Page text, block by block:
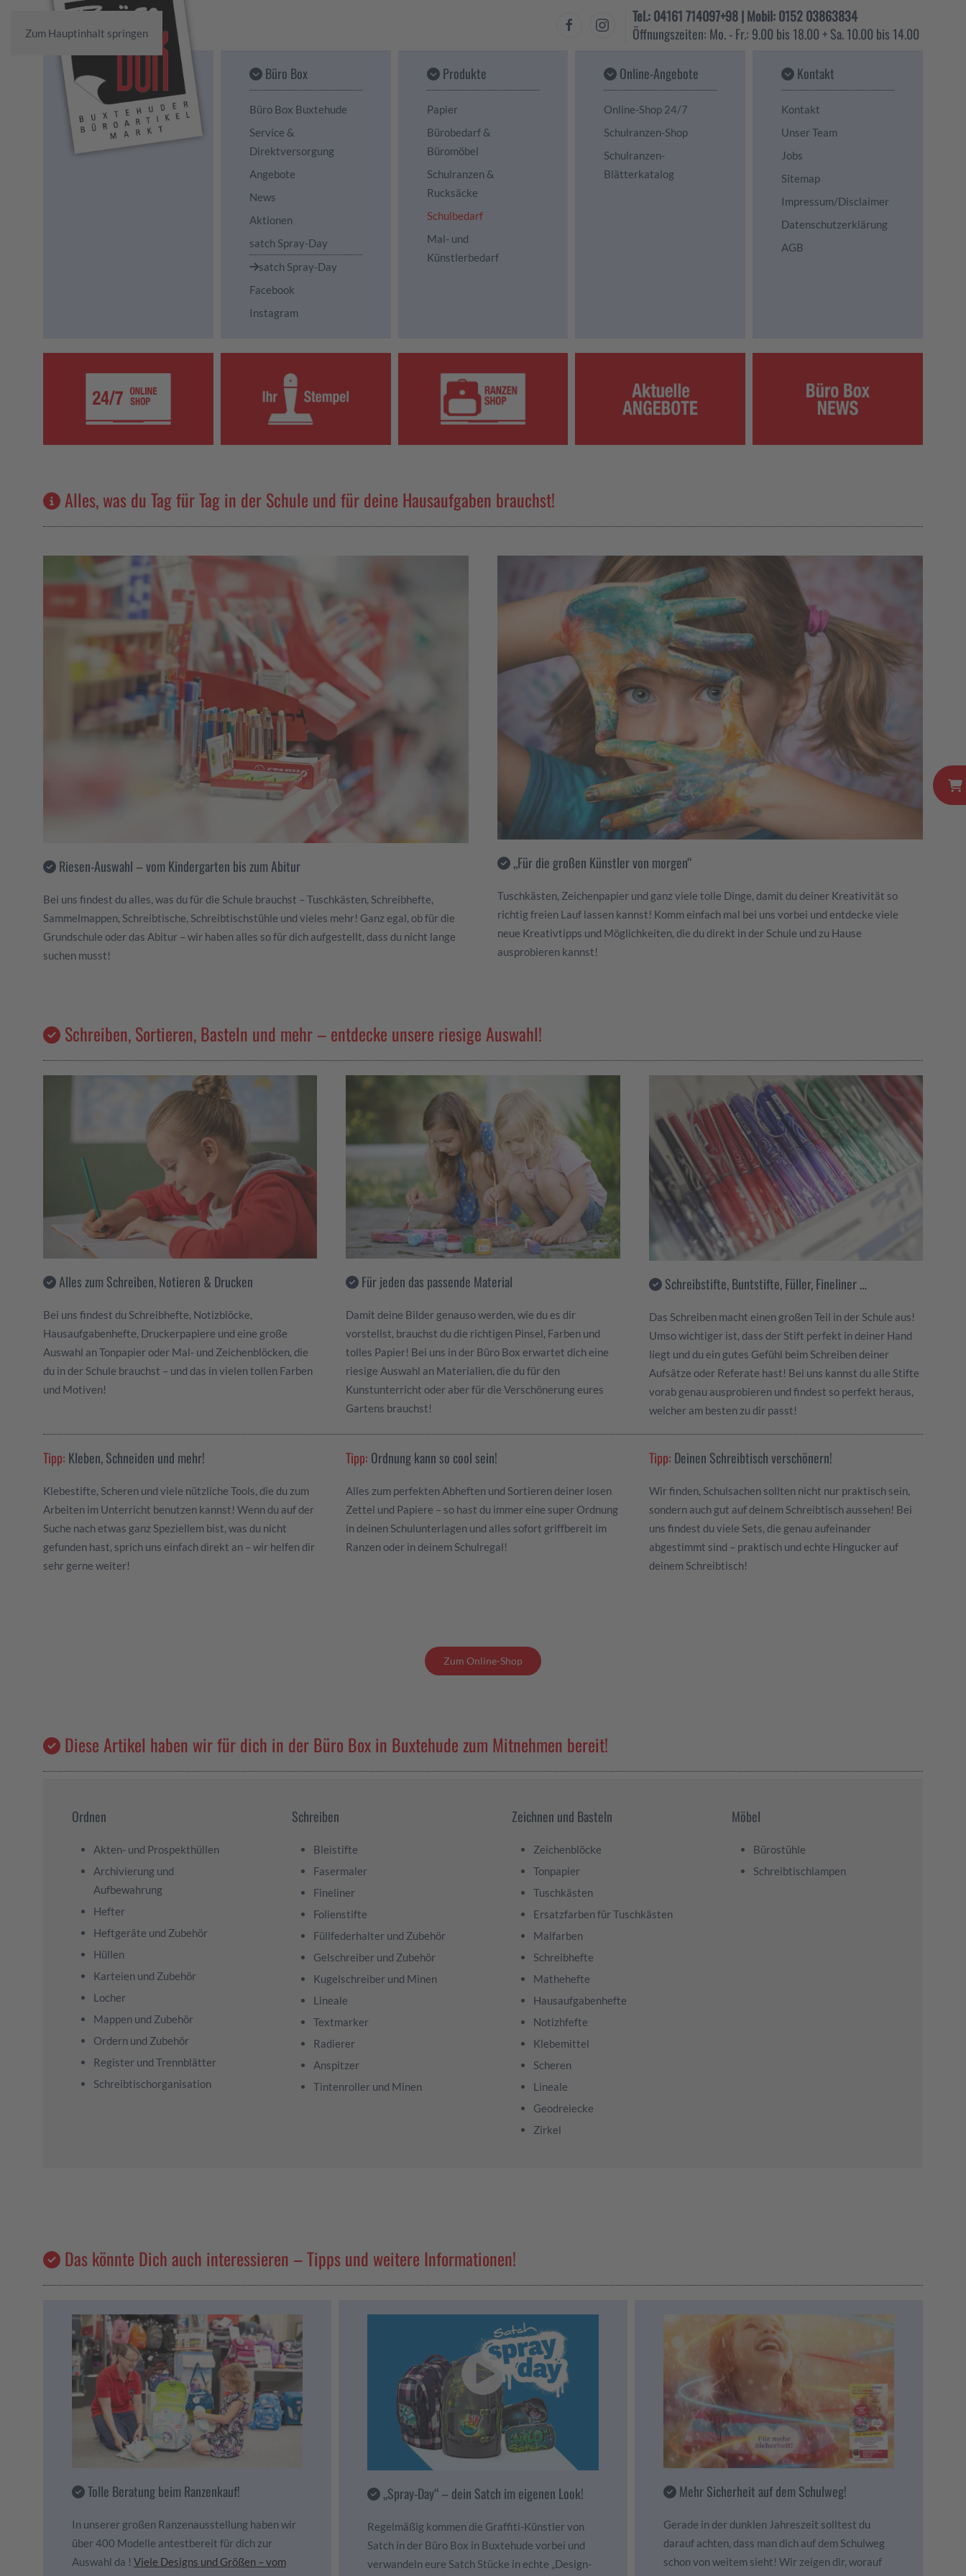
Zum Hauptinhalt springen
Tel.: 04161 714097+98 | Mobil: 0152 03863834
Öffnungszeiten: Mo. - Fr.: 9.00 bis 18.00 + Sa. 10.00 bis 14.00
Büro Box
Büro Box Buxtehude
Service &
Direktversorgung
Angebote
News
Aktionen
satch Spray-Day
satch Spray-Day
Facebook
Instagram
Produkte
Papier
Bürobedarf &
Büromöbel
Schulranzen &
Rucksäcke
Schulbedarf
Mal- und
Künstlerbedarf
Online-Angebote
Online-Shop 24/7
Schulranzen-Shop
Schulranzen-
Blätterkatalog
Kontakt
Kontakt
Unser Team
Jobs
Sitemap
Impressum/Disclaimer
Datenschutzerklärung
AGB
Alles, was du Tag für Tag in der Schule und für deine Hausaufgaben brauchst!
Riesen-Auswahl – vom Kindergarten bis zum Abitur
Bei uns findest du alles, was du für die Schule brauchst – Tuschkästen, Schreibhefte,
Sammelmappen, Schreibtische, Schreibtischstühle und vieles mehr! Ganz egal, ob für die
Grundschule oder das Abitur – wir haben alles so für dich aufgestellt, dass du nicht lange
suchen musst!
„Für die großen Künstler von morgen“
Tuschkästen, Zeichenpapier und ganz viele tolle Dinge, damit du deiner Kreativität so
richtig freien Lauf lassen kannst! Komm einfach mal bei uns vorbei und entdecke viele
neue Kreativtipps und Möglichkeiten, die du direkt in der Schule und zu Hause
ausprobieren kannst!
Schreiben, Sortieren, Basteln und mehr – entdecke unsere riesige Auswahl!
Alles zum Schreiben, Notieren & Drucken
Bei uns findest du Schreibhefte, Notizblöcke,
Hausaufgabenhefte, Druckerpapiere und eine große
Auswahl an Tonpapier oder Mal- und Zeichenblöcken, die
du in der Schule brauchst – und das in vielen tollen Farben
und Motiven!
Für jeden das passende Material
Damit deine Bilder genauso werden, wie du es dir
vorstellst, brauchst du die richtigen Pinsel, Farben und
tolles Papier! Bei uns in der Büro Box erwartet dich eine
riesige Auswahl an Materialien, die du für den
Kunstunterricht oder aber für die Verschönerung eures
Gartens brauchst!
Schreibstifte, Buntstifte, Füller, Fineliner …
Das Schreiben macht einen großen Teil in der Schule aus!
Umso wichtiger ist, dass der Stift perfekt in deiner Hand
liegt und du ein gutes Gefühl beim Schreiben deiner
Aufsätze oder Referate hast! Bei uns kannst du alle Stifte
vorab genau ausprobieren und findest so perfekt heraus,
welcher am besten zu dir passt!
Tipp: Kleben, Schneiden und mehr!
Klebestifte, Scheren und viele nützliche Tools, die du zum
Arbeiten im Unterricht benutzen kannst! Wenn du auf der
Suche nach etwas ganz Speziellem bist, was du nicht
gefunden hast, sprich uns einfach direkt an – wir helfen dir
sehr gerne weiter!
Tipp: Ordnung kann so cool sein!
Alles zum perfekten Abheften und Sortieren deiner losen
Zettel und Papiere – so hast du immer eine super Ordnung
in deinen Schulunterlagen und alles sofort griffbereit im
Ranzen oder in deinem Schulregal!
Tipp: Deinen Schreibtisch verschönern!
Wir finden, Schulsachen sollten nicht nur praktisch sein,
sondern auch gut auf deinem Schreibtisch aussehen! Bei
uns findest du viele Sets, die genau aufeinander
abgestimmt sind – praktisch und echte Hingucker auf
deinem Schreibtisch!
Zum Online-Shop
Diese Artikel haben wir für dich in der Büro Box in Buxtehude zum Mitnehmen bereit!
Ordnen
Akten- und Prospekthüllen
Archivierung und
Aufbewahrung
Hefter
Heftgeräte und Zubehör
Hüllen
Karteien und Zubehör
Locher
Mappen und Zubehör
Ordern und Zubehör
Register und Trennblätter
Schreibtischorganisation
Schreiben
Bleistifte
Fasermaler
Fineliner
Folienstifte
Füllfederhalter und Zubehör
Gelschreiber und Zubehör
Kugelschreiber und Minen
Lineale
Textmarker
Radierer
Anspitzer
Tintenroller und Minen
Zeichnen und Basteln
Zeichenblöcke
Tonpapier
Tuschkästen
Ersatzfarben für Tuschkästen
Malfarben
Schreibhefte
Mathehefte
Hausaufgabenhefte
Notizhfefte
Klebemittel
Scheren
Lineale
Geodreiecke
Zirkel
Möbel
Bürostühle
Schreibtischlampen
Das könnte Dich auch interessieren – Tipps und weitere Informationen!
Tolle Beratung beim Ranzenkauf!
In unserer großen Ranzenausstellung haben wir
über 400 Modelle antestbereit für dich zur
Auswahl da ! Viele Designs und Größen – vom
„Spray-Day“ – dein Satch im eigenen Look!
Regelmäßig kommen die Graffiti-Künstler von
Satch in der Büro Box in Buxtehude vorbei und
verwandeln eure Satch Stücke in echte „Design-
Mehr Sicherheit auf dem Schulweg!
Gerade in der dunklen Jahreszeit solltest du
darauf achten, dass man dich auf dem Schulweg
schon von weitem sieht! Wir zeigen dir, worauf